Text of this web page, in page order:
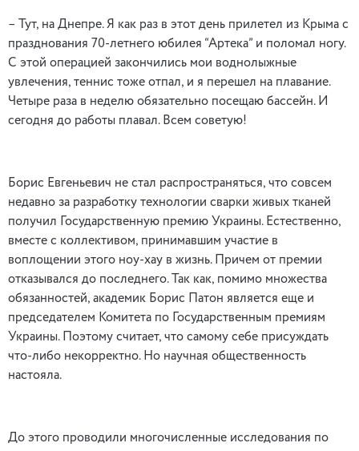
– Тут, на Днепре. Я как раз в этот день прилетел из Крыма с
празднования 70-летнего юбилея “Артека” и поломал ногу.
С этой операцией закончились мои воднолыжные
увлечения, теннис тоже отпал, и я перешел на плавание.
Четыре раза в неделю обязательно посещаю бассейн. И
сегодня до работы плавал. Всем советую!
Борис Евгеньевич не стал распространяться, что совсем
недавно за разработку технологии сварки живых тканей
получил Государственную премию Украины. Естественно,
вместе с коллективом, принимавшим участие в
воплощении этого ноу-хау в жизнь. Причем от премии
отказывался до последнего. Так как, помимо множества
обязанностей, академик Борис Патон является еще и
председателем Комитета по Государственным премиям
Украины. Поэтому считает, что самому себе присуждать
что-либо некорректно. Но научная общественность
настояла.
До этого проводили многочисленные исследования по